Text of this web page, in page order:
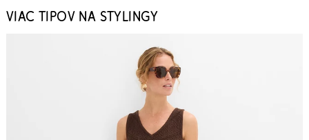
VIAC TIPOV NA STYLINGY